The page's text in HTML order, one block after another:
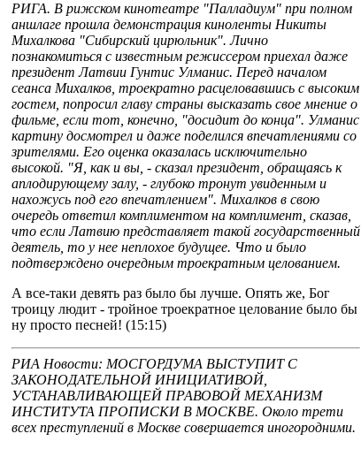
РИГА. В рижском кинотеатре "Палладиум" при полном
аншлаге прошла демонстрация киноленты Никиты
Михалкова "Сибирский цирюльник". Лично
познакомиться с известным режиссером приехал даже
президент Латвии Гунтис Улманис. Перед началом
сеанса Михалков, троекратно расцеловавшись с высоким
гостем, попросил главу страны высказать свое мнение о
фильме, если тот, конечно, "досидит до конца". Улманис
картину досмотрел и даже поделился впечатлениями со
зрителями. Его оценка оказалась исключительно
высокой. "Я, как и вы, - сказал президент, обращаясь к
аплодирующему залу, - глубоко тронут увиденным и
нахожусь под его впечатлением". Михалков в свою
очередь ответил комплиментом на комплимент, сказав,
что если Латвию представляет такой государственный
деятель, то у нее неплохое будущее. Что и было
подтверждено очередным троекратным целованием.
А все-таки девять раз было бы лучше. Опять же, Бог
троицу людит - тройное троекратное целование было бы
ну просто песней! (15:15)
РИА Новости: МОСГОРДУМА ВЫСТУПИТ С
ЗАКОНОДАТЕЛЬНОЙ ИНИЦИАТИВОЙ,
УСТАНАВЛИВАЮЩЕЙ ПРАВОВОЙ МЕХАНИЗМ
ИНСТИТУТА ПРОПИСКИ В МОСКВЕ. Около трети
всех преступлений в Москве совершается иногородними.